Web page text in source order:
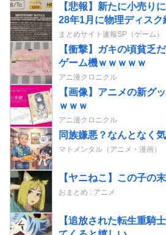
【悲報】新たに小売り
28年1月に物理ディス
入る
まとめサイト速報SP（ゲーム）
【衝撃】ガキの頃貧乏
ゲーム機ｗｗｗｗｗ
アニ漫クロニクル
【画像】アニメの新グ
ｗｗｗ
アニ漫クロニクル
同族嫌悪？なんとなく
マトメンタル（アニメ・漫画）
【ヤニねこ】この子の
おまとめ : アニメ
【追放された転生重騎